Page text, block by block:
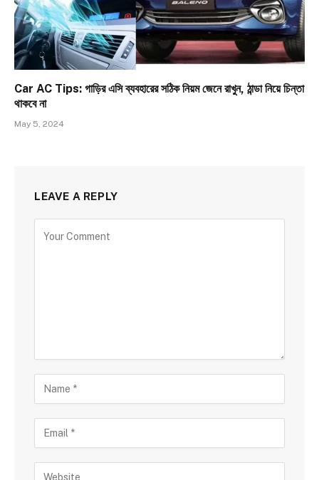
Car AC Tips: গাড়ির এসি ব্যবহারের সঠিক নিয়ম জেনে রাখুন, ঠান্ডা নিয়ে চিন্তা
থাকবে না
May 5, 2024
LEAVE A REPLY